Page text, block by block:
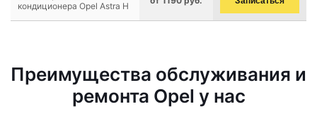
кондиционера Opel Astra H
Преимущества обслуживания и
ремонта Opel у нас